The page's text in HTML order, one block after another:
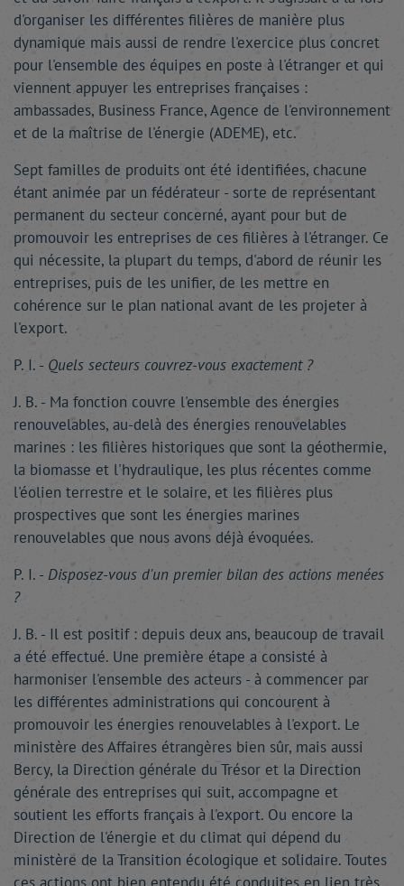
d'organiser les différentes filières de manière plus
dynamique mais aussi de rendre l'exercice plus concret
pour l'ensemble des équipes en poste à l'étranger et qui
viennent appuyer les entreprises françaises :
ambassades, Business France, Agence de l'environnement
et de la maîtrise de l'énergie (ADEME), etc.
Sept familles de produits ont été identifiées, chacune
étant animée par un fédérateur - sorte de représentant
permanent du secteur concerné, ayant pour but de
promouvoir les entreprises de ces filières à l'étranger. Ce
qui nécessite, la plupart du temps, d'abord de réunir les
entreprises, puis de les unifier, de les mettre en
cohérence sur le plan national avant de les projeter à
l'export.
P. I. - Quels secteurs couvrez-vous exactement ?
J. B. - Ma fonction couvre l'ensemble des énergies
renouvelables, au-delà des énergies renouvelables
marines : les filières historiques que sont la géothermie,
la biomasse et l'hydraulique, les plus récentes comme
l'éolien terrestre et le solaire, et les filières plus
prospectives que sont les énergies marines
renouvelables que nous avons déjà évoquées.
P. I. - Disposez-vous d'un premier bilan des actions menées
?
J. B. - Il est positif : depuis deux ans, beaucoup de travail
a été effectué. Une première étape a consisté à
harmoniser l'ensemble des acteurs - à commencer par
les différentes administrations qui concourent à
promouvoir les énergies renouvelables à l'export. Le
ministère des Affaires étrangères bien sûr, mais aussi
Bercy, la Direction générale du Trésor et la Direction
générale des entreprises qui suit, accompagne et
soutient les efforts français à l'export. Ou encore la
Direction de l'énergie et du climat qui dépend du
ministère de la Transition écologique et solidaire. Toutes